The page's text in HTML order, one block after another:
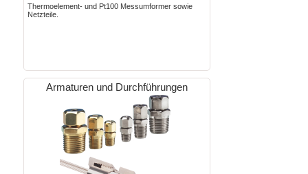
Thermoelement- und Pt100 Messumformer sowie
Netzteile.
Armaturen und Durchführungen